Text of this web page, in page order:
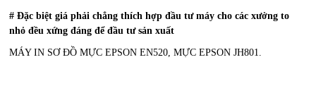
# Đặc biệt giá phải chẳng thích hợp đầu tư máy cho các xưởng to
nhỏ đều xứng đáng để đầu tư sản xuất
MÁY IN SƠ ĐỒ MỰC EPSON EN520, MỰC EPSON JH801.